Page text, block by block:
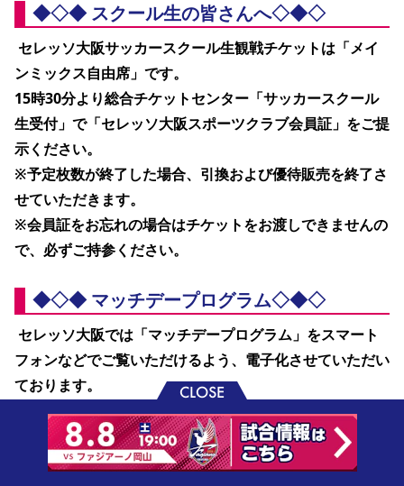
CLOSE
◆◇◆ スクール生の皆さんへ◇◆◇
セレッソ大阪サッカースクール生観戦チケットは「メイ
ンミックス自由席 」です。
15時30分より総合チケットセンター「サッカースクール
生受付」で「セレッソ大阪スポーツクラブ会員証」をご提
示ください。
※予定枚数が終了した場合、引換および優待販売を終了さ
せていただきます。
※会員証をお忘れの場合はチケットをお渡しできませんの
で、必ずご持参ください。
◆◇◆ マッチデープログラム◇◆◇
フォンなどでご覧いただけるよう、電子化させていただい
ております。
なお、印刷版のマッチ―デープログラムは当試合に販売い
たします。